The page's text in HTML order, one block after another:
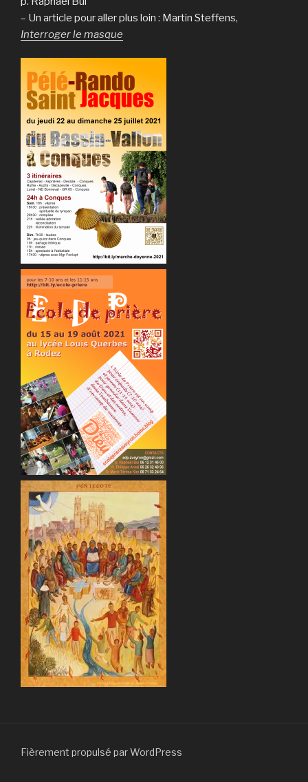
– Un article pour aller plus loin : Martin Steffens,
Interroger le masque
Fièrement propulsé par WordPress